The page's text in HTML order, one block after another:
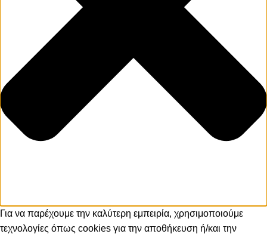
Για να παρέχουμε την καλύτερη εμπειρία, χρησιμοποιούμε
τεχνολογίες όπως cookies για την αποθήκευση ή/και την